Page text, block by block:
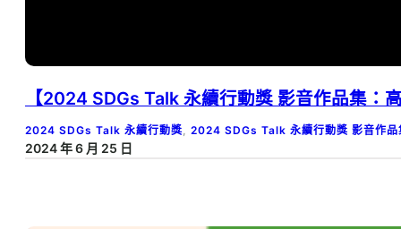
【2024 SDGs Talk 永續行動獎 影音作品集：
2024 SDGs Talk 永續行動獎, 2024 SDGs Talk 永續行動獎 影音作品
2024 年 6 月 25 日